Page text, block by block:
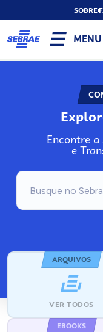
SOBRE
MENU
Encontre
e
ARQUIVOS
VER TODOS
EBOOKS